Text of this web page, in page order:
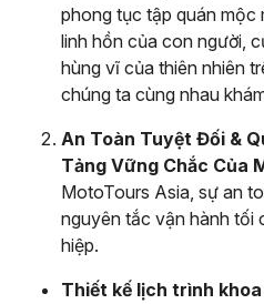
phong tục tập quán mộc
linh hồn của con người,
hùng vĩ của thiên nhiên
chúng ta cùng nhau
An Toàn Tuyệt Đối &
Tảng Vững Chắc Của
MotoTours Asia, sự an
nguyên tắc vận hành tối
hiệp.
Thiết kế lịch trình